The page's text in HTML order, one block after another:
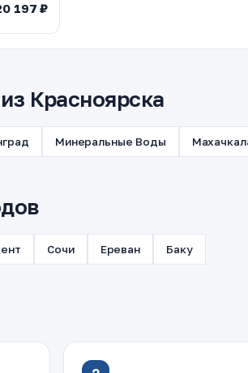
197 ₽
Красноярска
Минеральные Воды
Сочи Ереван Баку